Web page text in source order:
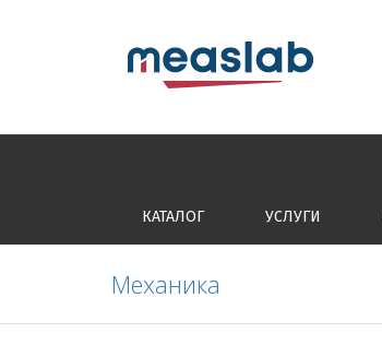
КАТАЛОГ УСЛУГИ
Механика